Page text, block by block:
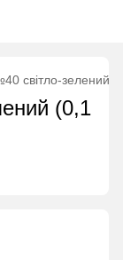
світло-зелений
(0,1